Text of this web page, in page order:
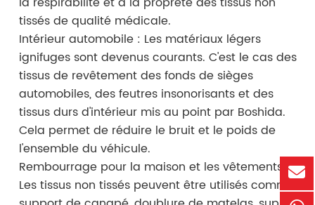
tissés de qualité médicale.
Intérieur automobile : Les matériaux légers
ignifuges sont devenus courants. C'est le cas des
tissus de revêtement des fonds de sièges
automobiles, des feutres insonorisants et des
tissus durs d'intérieur mis au point par Boshida.
Cela permet de réduire le bruit et le poids de
l'ensemble du véhicule.
Rembourrage pour la maison et les vêtements :
Les tissus non tissés peuvent être utilisés comme